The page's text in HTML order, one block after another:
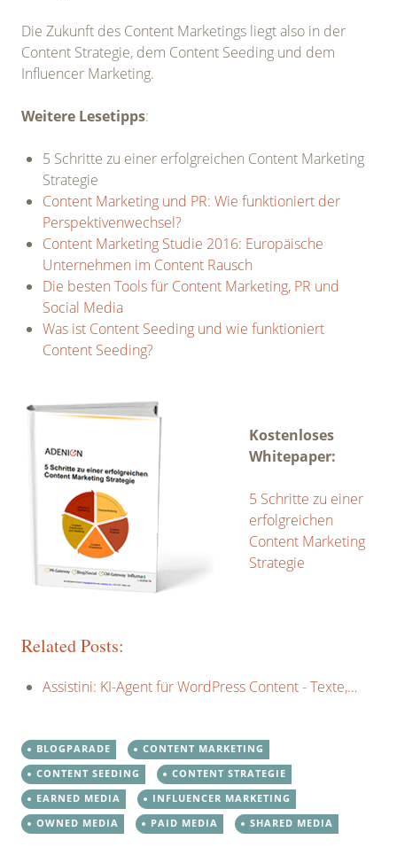
Die Zukunft des Content Marketings liegt also in der
Content Strategie, dem Content Seeding und dem
Influencer Marketing.
Weitere Lesetipps:
5 Schritte zu einer erfolgreichen Content Marketing
Strategie
Content Marketing und PR: Wie funktioniert der
Perspektivenwechsel?
Content Marketing Studie 2016: Europäische
Unternehmen im Content Rausch
Die besten Tools für Content Marketing, PR und
Social Media
Was ist Content Seeding und wie funktioniert
Content Seeding?
Kostenloses
Whitepaper:
5 Schritte zu einer
erfolgreichen
Content Marketing
Strategie
Related Posts:
Assistini: KI-Agent für WordPress Content - Texte,…
BLOGPARADE
CONTENT MARKETING
CONTENT SEEDING
CONTENT STRATEGIE
EARNED MEDIA
INFLUENCER MARKETING
OWNED MEDIA
PAID MEDIA SHARED MEDIA